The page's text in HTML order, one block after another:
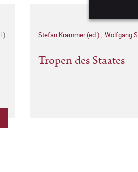
Stefan Krammer (ed.) , Wolfgang
Tropen des Staates